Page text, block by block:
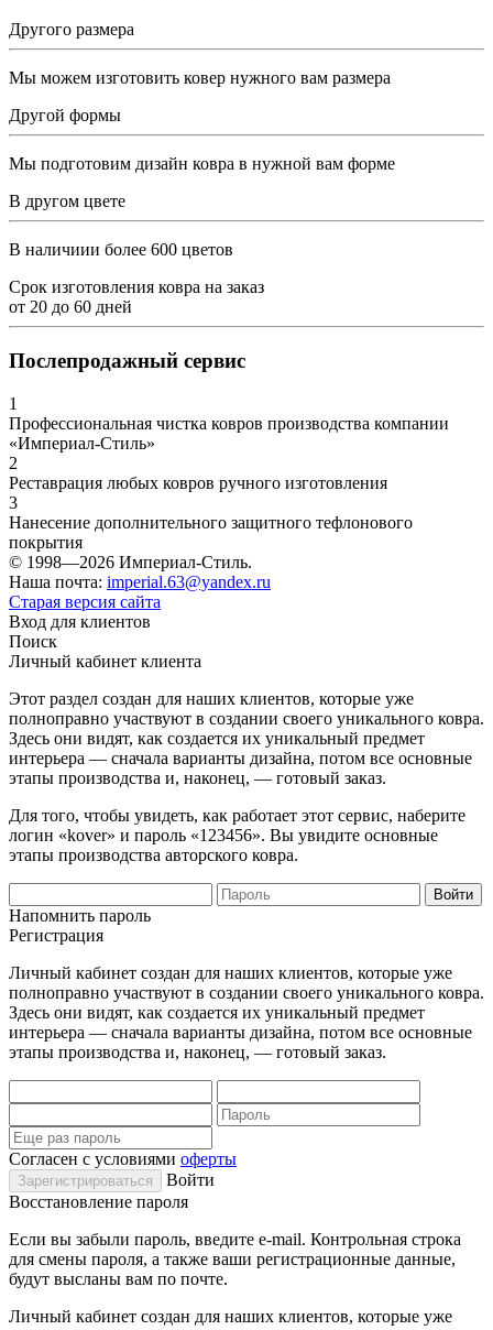
Другого размера
Мы можем изготовить ковер нужного вам размера
Другой формы
Мы подготовим дизайн ковра в нужной вам форме
В другом цвете
В наличиии более 600 цветов
Срок изготовления ковра на заказ
от 20 до 60 дней
Послепродажный сервис
1
Профессиональная чистка ковров производства компании
«Империал-Стиль»
2
Реставрация любых ковров ручного изготовления
3
Нанесение дополнительного защитного тефлонового
покрытия
© 1998—2026 Империал-Стиль.
Наша почта: imperial.63@yandex.ru
Старая версия сайта
Вход для клиентов
Поиск
Личный кабинет клиента
Этот раздел создан для наших клиентов, которые уже
полноправно участвуют в создании своего уникального ковра.
Здесь они видят, как создается их уникальный предмет
интерьера — сначала варианты дизайна, потом все основные
этапы производства и, наконец, — готовый заказ.
Для того, чтобы увидеть, как работает этот сервис, наберите
логин «kover» и пароль «123456». Вы увидите основные
этапы производства авторского ковра.
Напомнить пароль
Регистрация
Личный кабинет создан для наших клиентов, которые уже
полноправно участвуют в создании своего уникального ковра.
Здесь они видят, как создается их уникальный предмет
интерьера — сначала варианты дизайна, потом все основные
этапы производства и, наконец, — готовый заказ.
Согласен с условиями оферты
Войти
Восстановление пароля
Если вы забыли пароль, введите e-mail. Контрольная строка
для смены пароля, а также ваши регистрационные данные,
будут высланы вам по почте.
Личный кабинет создан для наших клиентов, которые уже